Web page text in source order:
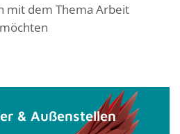
mit dem Thema Arbeit
& Außenstellen